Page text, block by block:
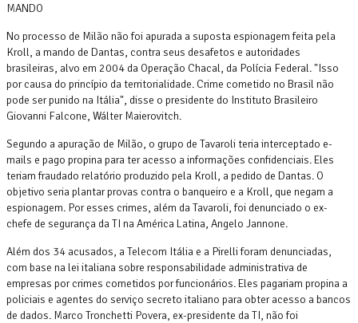
MANDO
No processo de Milão não foi apurada a suposta espionagem feita pela
Kroll, a mando de Dantas, contra seus desafetos e autoridades
brasileiras, alvo em 2004 da Operação Chacal, da Polícia Federal. "Isso
por causa do princípio da territorialidade. Crime cometido no Brasil não
pode ser punido na Itália", disse o presidente do Instituto Brasileiro
Giovanni Falcone, Wálter Maierovitch.
Segundo a apuração de Milão, o grupo de Tavaroli teria interceptado e-
mails e pago propina para ter acesso a informações confidenciais. Eles
teriam fraudado relatório produzido pela Kroll, a pedido de Dantas. O
objetivo seria plantar provas contra o banqueiro e a Kroll, que negam a
espionagem. Por esses crimes, além da Tavaroli, foi denunciado o ex-
chefe de segurança da TI na América Latina, Angelo Jannone.
Além dos 34 acusados, a Telecom Itália e a Pirelli foram denunciadas,
com base na lei italiana sobre responsabilidade administrativa de
empresas por crimes cometidos por funcionários. Eles pagariam propina a
policiais e agentes do serviço secreto italiano para obter acesso a bancos
de dados. Marco Tronchetti Povera, ex-presidente da TI, não foi